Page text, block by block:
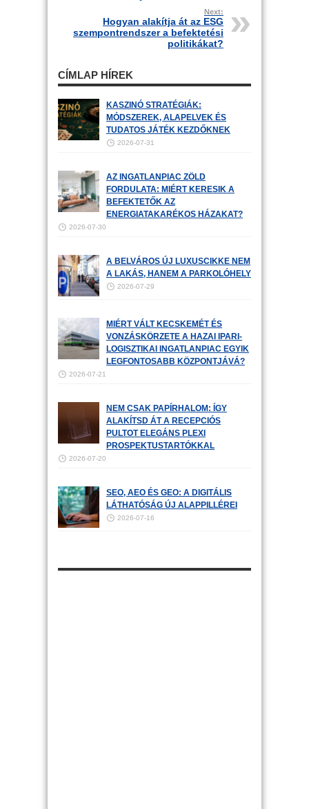
Next:
Hogyan alakítja át az ESG
szempontrendszer a befektetési
politikákat?
CÍMLAP HÍREK
KASZINÓ STRATÉGIÁK:
MÓDSZEREK, ALAPELVEK ÉS
TUDATOS JÁTÉK KEZDŐKNEK
2026-07-31
AZ INGATLANPIAC ZÖLD
FORDULATA: MIÉRT KERESIK A
BEFEKTETŐK AZ
ENERGIATAKARÉKOS HÁZAKAT?
2026-07-30
A BELVÁROS ÚJ LUXUSCIKKE NEM
A LAKÁS, HANEM A PARKOLÓHELY
2026-07-29
MIÉRT VÁLT KECSKEMÉT ÉS
VONZÁSKÖRZETE A HAZAI IPARI-
LOGISZTIKAI INGATLANPIAC EGYIK
LEGFONTOSABB KÖZPONTJÁVÁ?
2026-07-21
NEM CSAK PAPÍRHALOM: ÍGY
ALAKÍTSD ÁT A RECEPCIÓS
PULTOT ELEGÁNS PLEXI
PROSPEKTUSTARTÓKKAL
2026-07-20
SEO, AEO ÉS GEO: A DIGITÁLIS
LÁTHATÓSÁG ÚJ ALAPPILLÉREI
2026-07-16